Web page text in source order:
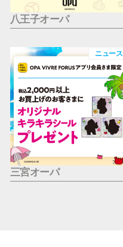
八王子オーパ
ニュース
三宮オーパ